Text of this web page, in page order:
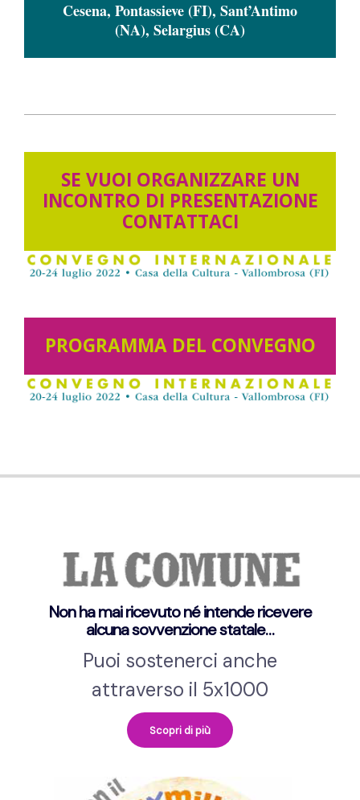
Cesena, Pontassieve (FI), Sant’Antimo
(NA), Selargius (CA)
SE VUOI ORGANIZZARE UN
INCONTRO DI PRESENTAZIONE
CONTATTACI
PROGRAMMA DEL CONVEGNO
Non ha mai ricevuto né intende ricevere
alcuna sovvenzione statale…
Puoi sostenerci anche
attraverso il 5x1000
Scopri di più